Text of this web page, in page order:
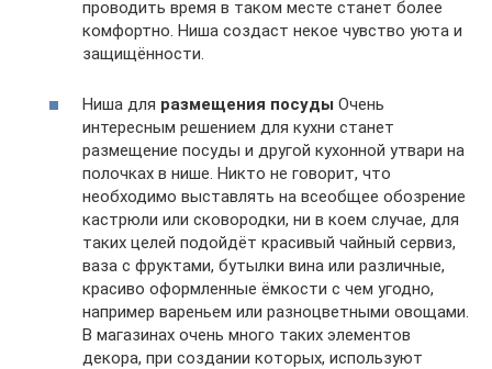
проводить время в таком месте станет более
комфортно. Ниша создаст некое чувство уюта и
защищённости.
Ниша для размещения посуды Очень
интересным решением для кухни станет
размещение посуды и другой кухонной утвари на
полочках в нише. Никто не говорит, что
необходимо выставлять на всеобщее обозрение
кастрюли или сковородки, ни в коем случае, для
таких целей подойдёт красивый чайный сервиз,
ваза с фруктами, бутылки вина или различные,
красиво оформленные ёмкости с чем угодно,
например вареньем или разноцветными овощами.
В магазинах очень много таких элементов
декора, при создании которых, используют